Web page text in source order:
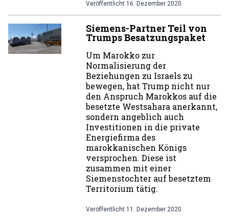
Veröffentlicht 16. Dezember 2020
Siemens-Partner Teil von
Trumps Besatzungspaket
Um Marokko zur
Normalisierung der
Beziehungen zu Israels zu
bewegen, hat Trump nicht nur
den Anspruch Marokkos auf die
besetzte Westsahara anerkannt,
sondern angeblich auch
Investitionen in die private
Energiefirma des
marokkanischen Königs
versprochen. Diese ist
zusammen mit einer
Siemenstochter auf besetztem
Territorium tätig.
Veröffentlicht 11. Dezember 2020